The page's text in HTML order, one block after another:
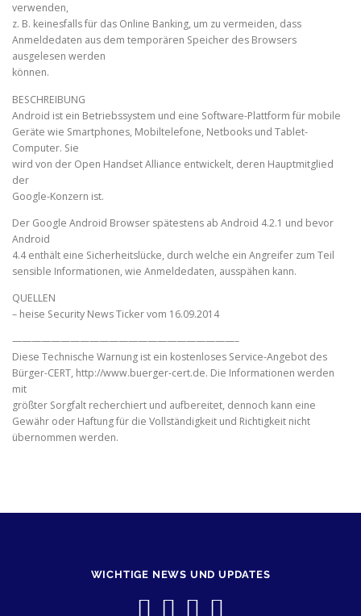
verwenden,
z. B. keinesfalls für das Online Banking, um zu vermeiden, dass
Anmeldedaten aus dem temporären Speicher des Browsers
ausgelesen werden
können.
BESCHREIBUNG
Android ist ein Betriebssystem und eine Software-Plattform für mobile
Geräte wie Smartphones, Mobiltelefone, Netbooks und Tablet-
Computer. Sie
wird von der Open Handset Alliance entwickelt, deren Hauptmitglied
der
Google-Konzern ist.
Der Google Android Browser spätestens ab Android 4.2.1 und bevor
Android
4.4 enthält eine Sicherheitslücke, durch welche ein Angreifer zum Teil
sensible Informationen, wie Anmeldedaten, ausspähen kann.
QUELLEN
– heise Security News Ticker vom 16.09.2014
———————————————————————–
Diese Technische Warnung ist ein kostenloses Service-Angebot des
Bürger-CERT, http://www.buerger-cert.de. Die Informationen werden
mit
größter Sorgfalt recherchiert und aufbereitet, dennoch kann eine
Gewähr oder Haftung für die Vollständigkeit und Richtigkeit nicht
übernommen werden.
WICHTIGE NEWS UND UPDATES